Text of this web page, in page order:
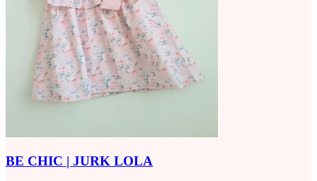
BE CHIC | JURK LOLA